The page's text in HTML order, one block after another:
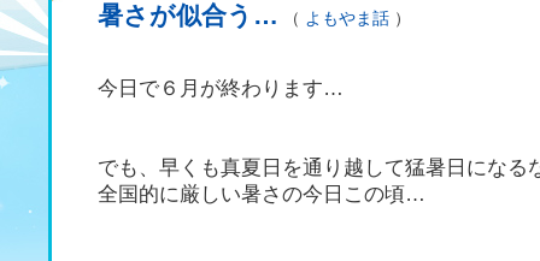
暑さが似合う… （ よもやま話 ）
今日で６月が終わります…
でも、早くも真夏日を通り越して猛暑日になる
全国的に厳しい暑さの今日この頃…